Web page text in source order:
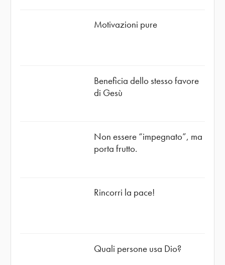
Motivazioni pure
Beneficia dello stesso favore
di Gesù
Non essere “impegnato”, ma
porta frutto.
Rincorri la pace!
Quali persone usa Dio?